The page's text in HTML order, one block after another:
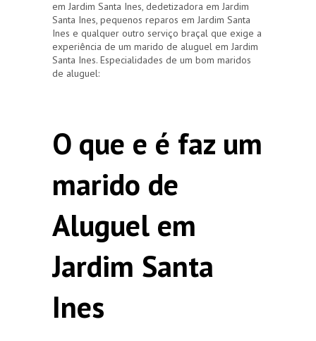
em Jardim Santa Ines, dedetizadora em Jardim
Santa Ines, pequenos reparos em Jardim Santa
Ines e qualquer outro serviço braçal que exige a
experiência de um marido de aluguel em Jardim
Santa Ines. Especialidades de um bom maridos
de aluguel:
O que e é faz um
marido de
Aluguel em
Jardim Santa
Ines